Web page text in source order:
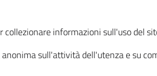
informazioni sull'uso del
sull'attività dell'utenza e su